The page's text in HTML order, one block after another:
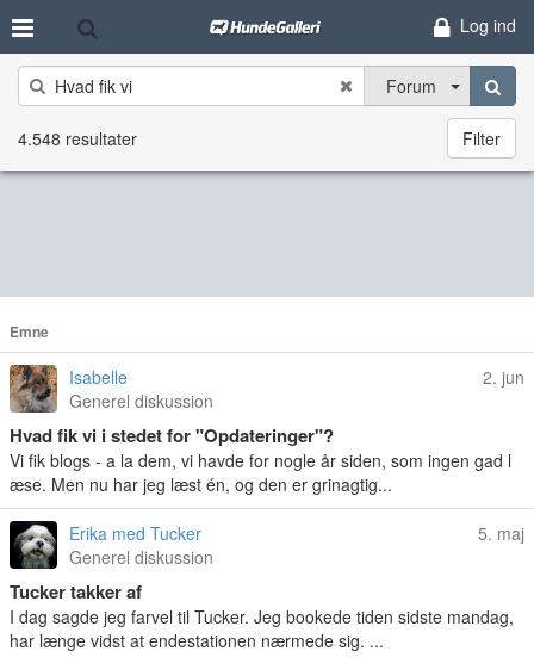
Log ind
Forum
4.548 resultater Filter
Emne
Isabelle
Generel diskussion
2. jun
Hvad fik vi i stedet for "Opdateringer"?
Vi fik blogs - a la dem, vi havde for nogle år siden, som ingen gad l
æse. Men nu har jeg læst én, og den er grinagtig...
Erika med Tucker
Generel diskussion
5. maj
Tucker takker af
I dag sagde jeg farvel til Tucker. Jeg bookede tiden sidste mandag,
har længe vidst at endestationen nærmede sig. ...